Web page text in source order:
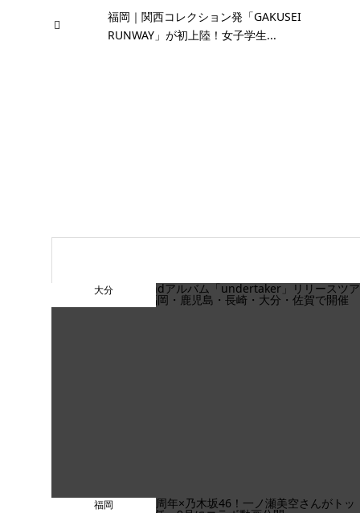
福岡｜関西コレクション発「GAKUSEI
RUNWAY」が初上陸！女子学生...
大分
福岡